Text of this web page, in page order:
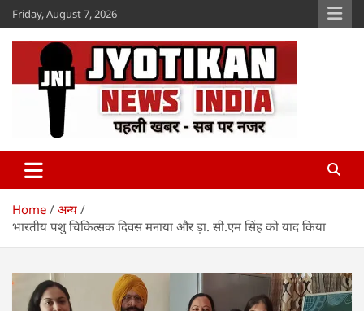
Skip
to
content
Friday, August 7, 2026
Jyotikan
Home
अन्य
भारतीय पशु चिकित्सक दिवस मनाया और ड़ा. सी.एम सिंह को याद किया